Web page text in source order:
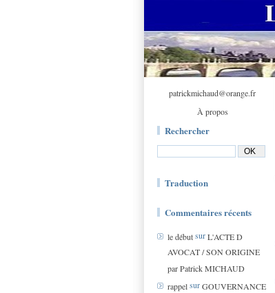
patrickmichaud@orange.fr
À propos
Rechercher
Traduction
Commentaires récents
le débutsurL'ACTE D
AVOCAT / SON ORIGINE
par Patrick MICHAUD
rappelsurGOUVERNANCE